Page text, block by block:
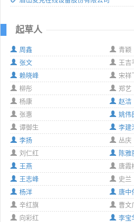
起草人
周鑫
青颖
张文
王吉
赖晓峰
宋祥
柳彤
郑艺
杨康
赵洁
张惠
姚伟
谭御生
李建
李扬
丛庆
刘仁红
陈雅
王燕
唐霞
王志峰
史兰
杨洋
唐中
辛红旗
曹文
向彩红
李宝